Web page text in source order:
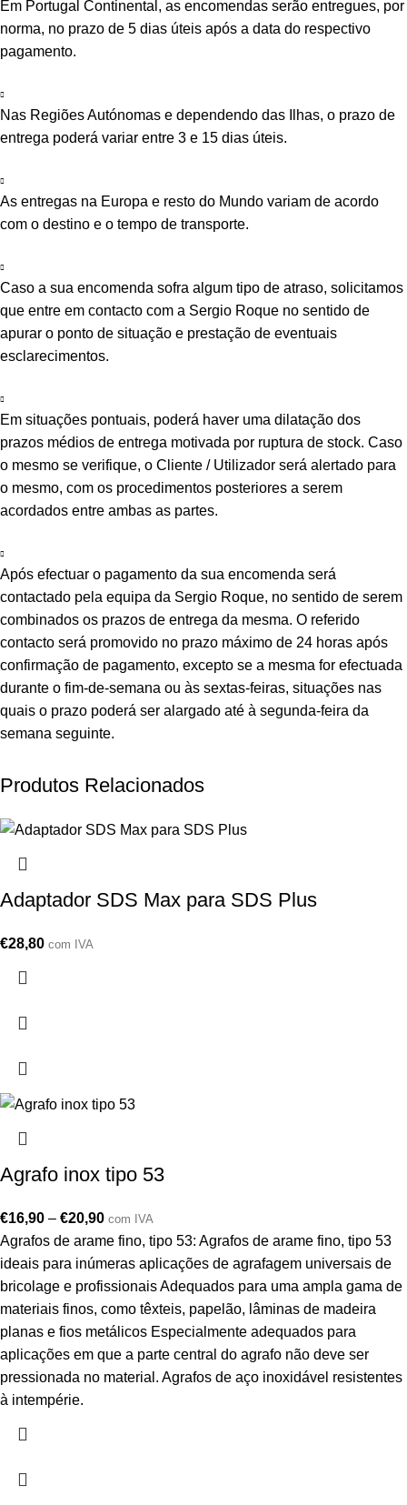
Em Portugal Continental, as encomendas serão entregues, por
norma, no prazo de 5 dias úteis após a data do respectivo
pagamento.
Nas Regiões Autónomas e dependendo das Ilhas, o prazo de
entrega poderá variar entre 3 e 15 dias úteis.
As entregas na Europa e resto do Mundo variam de acordo
com o destino e o tempo de transporte.
Caso a sua encomenda sofra algum tipo de atraso, solicitamos
que entre em contacto com a Sergio Roque no sentido de
apurar o ponto de situação e prestação de eventuais
esclarecimentos.
Em situações pontuais, poderá haver uma dilatação dos
prazos médios de entrega motivada por ruptura de stock. Caso
o mesmo se verifique, o Cliente / Utilizador será alertado para
o mesmo, com os procedimentos posteriores a serem
acordados entre ambas as partes.
Após efectuar o pagamento da sua encomenda será
contactado pela equipa da Sergio Roque, no sentido de serem
combinados os prazos de entrega da mesma. O referido
contacto será promovido no prazo máximo de 24 horas após
confirmação de pagamento, excepto se a mesma for efectuada
durante o fim-de-semana ou às sextas-feiras, situações nas
quais o prazo poderá ser alargado até à segunda-feira da
semana seguinte.
Produtos Relacionados
Adaptador SDS Max para SDS Plus
€28,80 com IVA
Agrafo inox tipo 53
€16,90 – €20,90 com IVA
Agrafos de arame fino, tipo 53: Agrafos de arame fino, tipo 53
ideais para inúmeras aplicações de agrafagem universais de
bricolage e profissionais Adequados para uma ampla gama de
materiais finos, como têxteis, papelão, lâminas de madeira
planas e fios metálicos Especialmente adequados para
aplicações em que a parte central do agrafo não deve ser
pressionada no material. Agrafos de aço inoxidável resistentes
à intempérie.